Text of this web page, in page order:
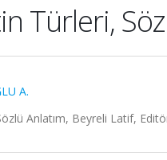
Türleri,
A.
Anlatım, Beyreli Latif,